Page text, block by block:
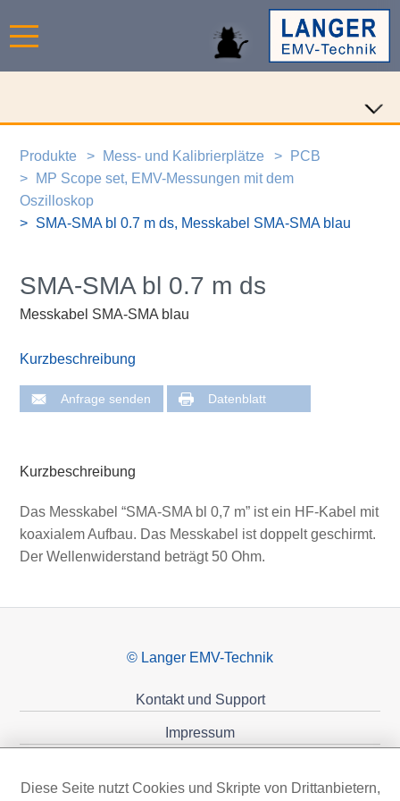
Produkte Mess- und Kalibrierplätze
PCB
MP Scope set, EMV-Messungen mit dem
Oszilloskop
SMA-SMA bl 0.7 m ds, Messkabel SMA-SMA blau
SMA-SMA bl 0.7 m ds
Messkabel SMA-SMA blau
Kurzbeschreibung
Anfrage senden Datenblatt
Kurzbeschreibung
Das Messkabel “SMA-SMA bl 0,7 m” ist ein HF-Kabel mit
koaxialem Aufbau. Das Messkabel ist doppelt geschirmt.
Der Wellenwiderstand beträgt 50 Ohm.
© Langer EMV-Technik
Kontakt und Support
Impressum
Diese Seite nutzt Cookies und Skripte von Drittanbietern,